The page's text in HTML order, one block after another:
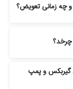
و چه زمانی تعویض؟
گیربکس و پمپ